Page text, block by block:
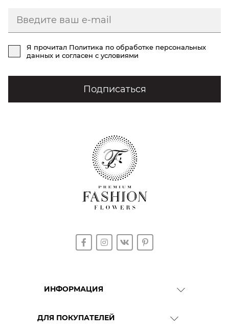
Я прочитал Политика по обработке персональных
данных и согласен с условиями
Подписаться
ИНФОРМАЦИЯ
ДЛЯ ПОКУПАТЕЛЕЙ